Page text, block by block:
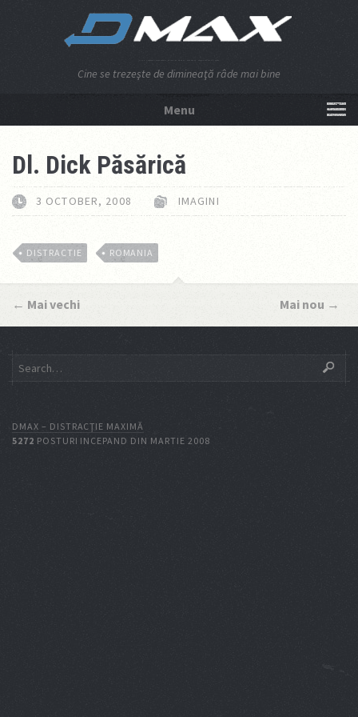
Cine se trezeşte de dimineaţă râde mai bine
Menu
Dl. Dick Păsărică
3 OCTOBER, 2008 IMAGINI
DISTRACTIE ROMANIA
← Mai vechi Mai nou →
DMAX – DISTRACŢIE MAXIMĂ
5272 POSTURI INCEPAND DIN MARTIE 2008